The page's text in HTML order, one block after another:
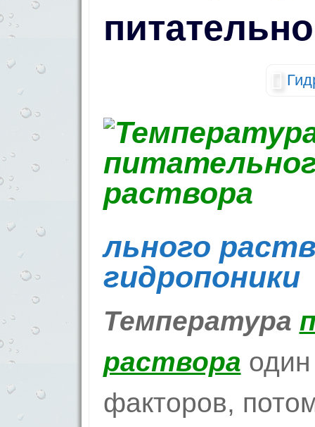
льного
гидропоники
Температура
раствора
факторов,